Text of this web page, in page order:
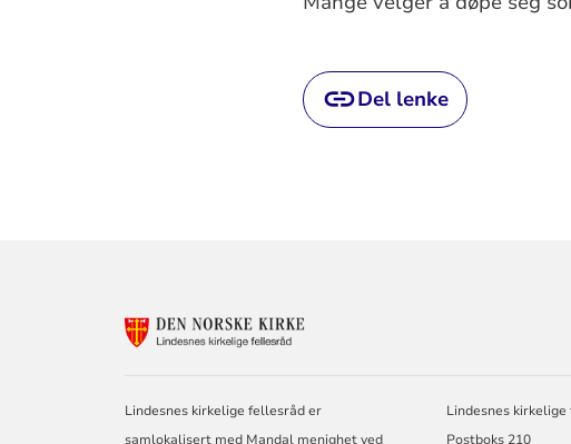
Del lenke
FELLESRÅD
Lindesnes kirkelige fellesråd er
samlokalisert med Mandal menighet ved
Lindesnes
Postboks 210